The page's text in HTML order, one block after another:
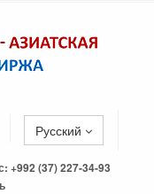
Русский
+992 (37) 227-34-93